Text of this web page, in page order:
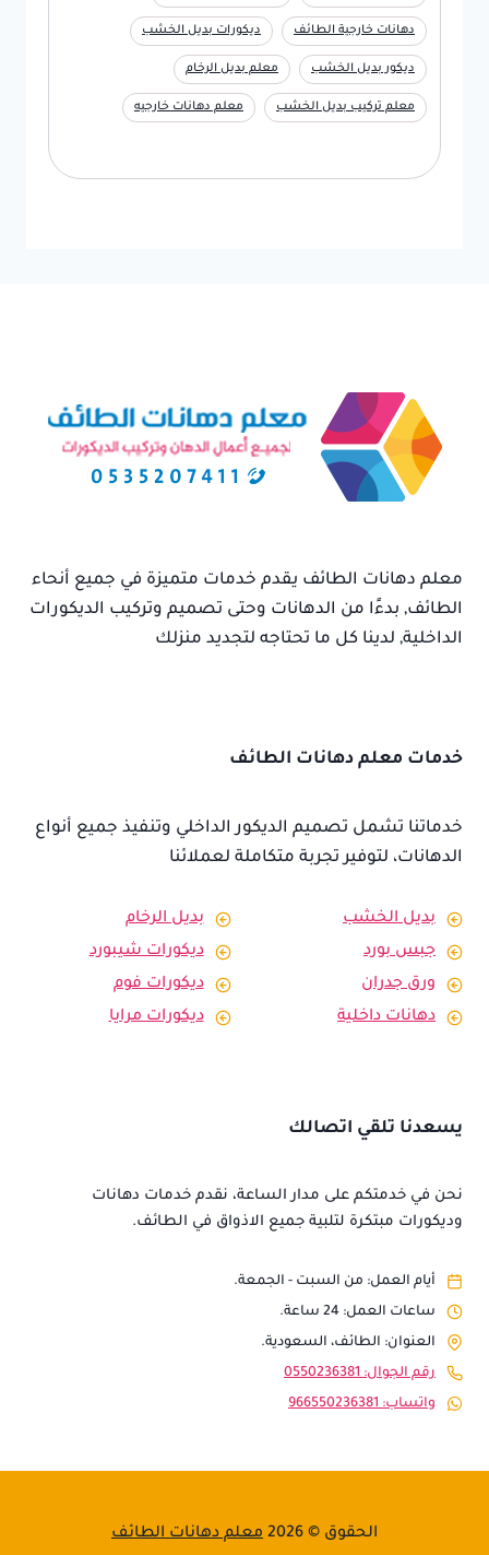
دهانات خارجية الطائف ديكورات بديل الخشب
ديكور بديل الخشب معلم بديل الرخام
معلم تركيب بديل الخشب معلم دهانات خارجيه
معلم دهانات الطائف يقدم خدمات متميزة في جميع أنحاء
الطائف, بدءًا من الدهانات وحتى تصميم وتركيب الديكورات
الداخلية, لدينا كل ما تحتاجه لتجديد منزلك
خدمات معلم دهانات الطائف
خدماتنا تشمل تصميم الديكور الداخلي وتنفيذ جميع أنواع
الدهانات، لتوفير تجربة متكاملة لعملائنا
بديل الخشب
بديل الرخام
جبس بورد
ديكورات شيبورد
ورق جدران
ديكورات فوم
دهانات داخلية
ديكورات مرايا
يسعدنا تلقي اتصالك
نحن في خدمتكم على مدار الساعة، نقدم خدمات دهانات
وديكورات مبتكرة لتلبية جميع الاذواق في الطائف.
أيام العمل: من السبت - الجمعة.
ساعات العمل: 24 ساعة.
العنوان: الطائف، السعودية.
رقم الجوال: 0550236381
واتساب: 966550236381
الحقوق © 2026 معلم دهانات الطائف